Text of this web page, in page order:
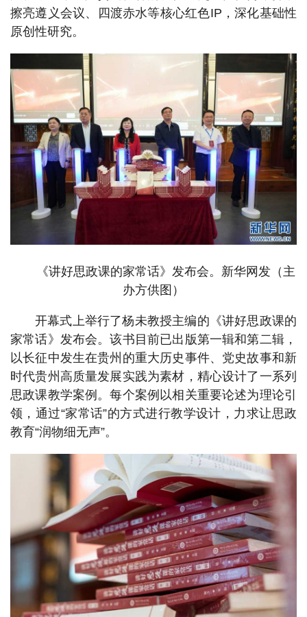
擦亮遵义会议、四渡赤水等核心红色IP，深化基础性
原创性研究。
《讲好思政课的家常话》发布会。新华网发（主
办方供图）
开幕式上举行了杨未教授主编的《讲好思政课的
家常话》发布会。该书目前已出版第一辑和第二辑，
以长征中发生在贵州的重大历史事件、党史故事和新
时代贵州高质量发展实践为素材，精心设计了一系列
思政课教学案例。每个案例以相关重要论述为理论引
领，通过“家常话”的方式进行教学设计，力求让思政
教育“润物细无声”。